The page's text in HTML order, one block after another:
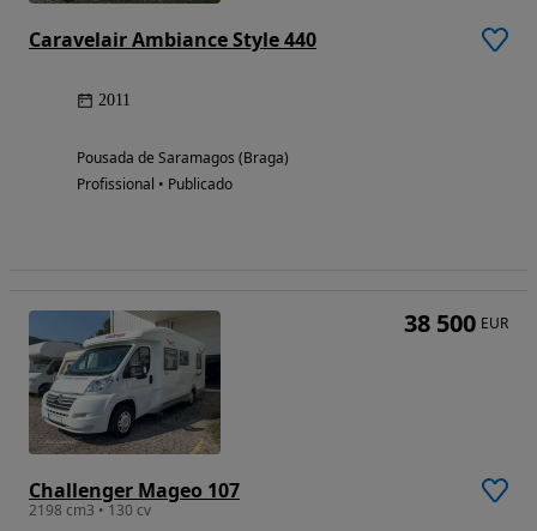
Caravelair Ambiance Style 440
2011
Pousada de Saramagos (Braga)
Profissional • Publicado
Challenger Mageo 107
2198 cm3 • 130 cv
38 500 EUR